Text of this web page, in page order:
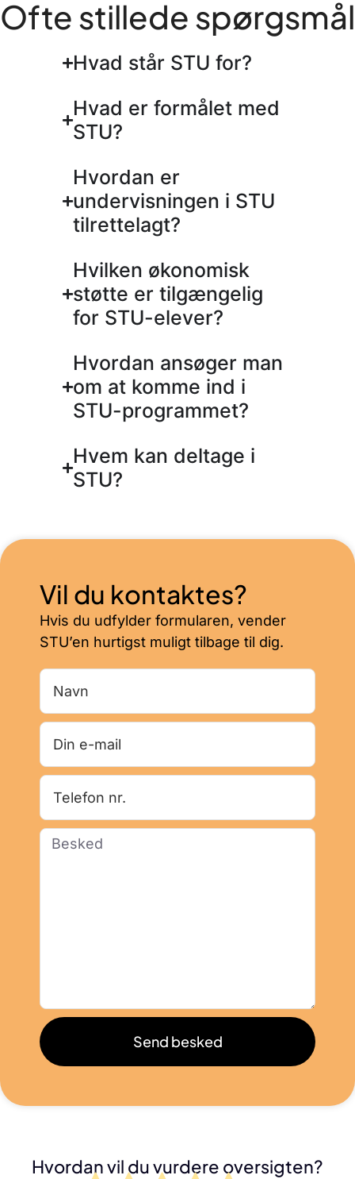
Ofte stillede spørgsmål
Hvad står STU for?
Hvad er formålet med
STU?
Hvordan er
undervisningen i STU
tilrettelagt?
Hvilken økonomisk
støtte er tilgængelig
for STU-elever?
Hvordan ansøger man
om at komme ind i
STU-programmet?
Hvem kan deltage i
STU?
Vil du kontaktes?
Hvis du udfylder formularen, vender
STU’en hurtigst muligt tilbage til dig.
Send besked
Hvordan vil du vurdere oversigten?